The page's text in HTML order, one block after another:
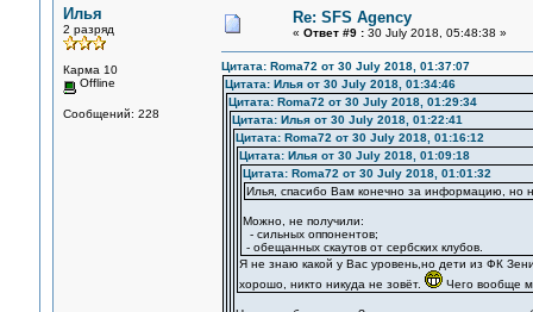
Илья
2 разряд
Карма 10
Offline
Сообщений: 228
Re: SFS Agency
« Ответ #9 :30 July 2018, 05:48:38 »
Цитата: Roma72 от 30 July 2018, 01:37:07
Цитата: Илья от 30 July 2018, 01:34:46
Цитата: Roma72 от 30 July 2018, 01:29:34
Цитата: Илья от 30 July 2018, 01:22:41
Цитата: Roma72 от 30 July 2018, 01:16:12
Цитата: Илья от 30 July 2018, 01:09:18
Цитата: Roma72 от 30 July 2018, 01:01:32
Илья, спасибо Вам конечно за информацию, но
Можно, не получили:
- сильных оппонентов;
- обещанных скаутов от сербских клубов.
Я не знаю какой у Вас уровень,но дети из ФК
хорошо, никто никуда не зовёт.
Чего вообще